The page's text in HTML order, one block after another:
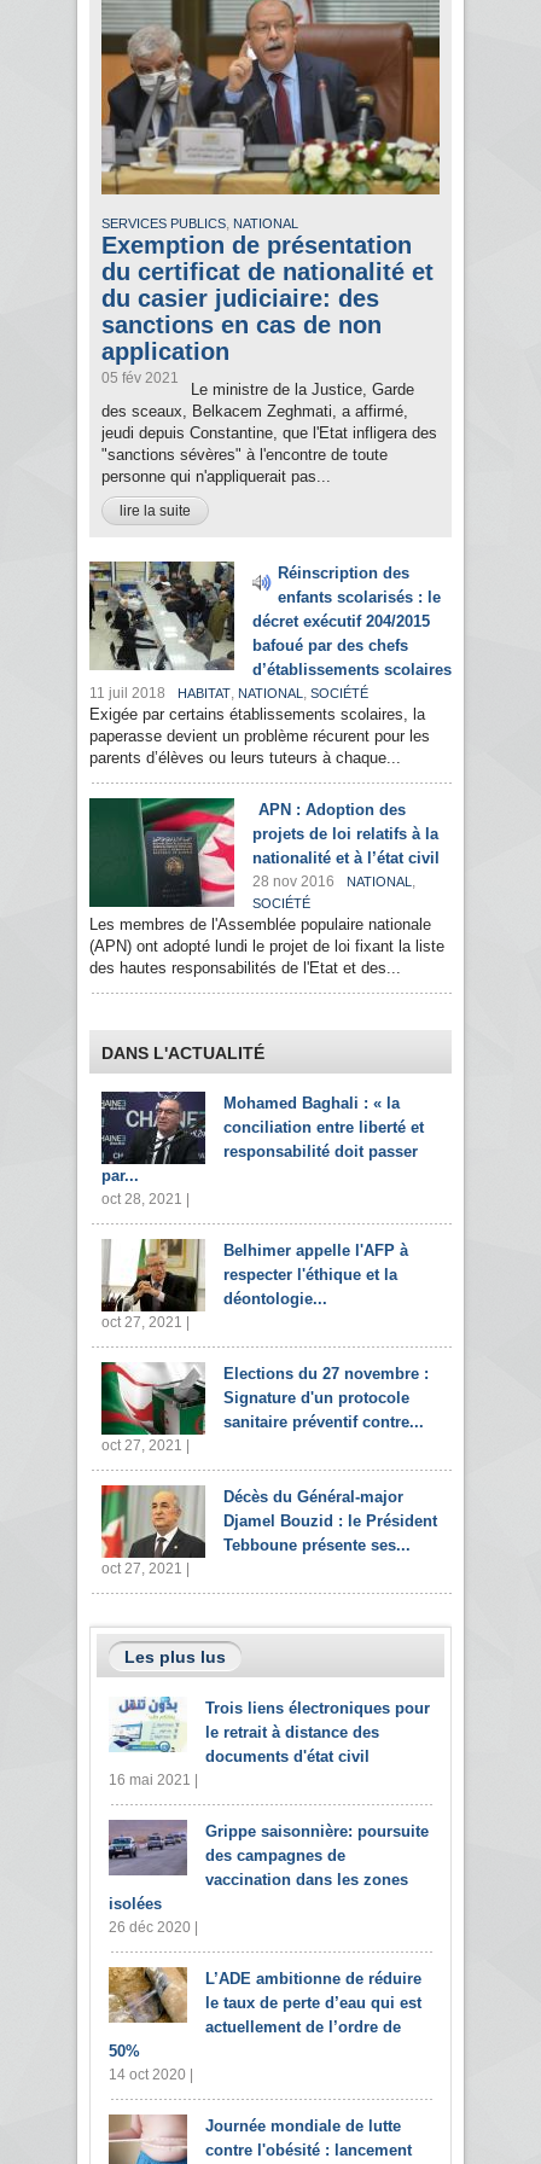
SERVICES PUBLICS, NATIONAL
Exemption de présentation
du certificat de nationalité et
du casier judiciaire: des
sanctions en cas de non
application
05 fév 2021
Le ministre de la Justice, Garde
des sceaux, Belkacem Zeghmati, a affirmé,
jeudi depuis Constantine, que l'Etat infligera des
"sanctions sévères" à l'encontre de toute
personne qui n'appliquerait pas...
lire la suite
Réinscription des
enfants scolarisés : le
décret exécutif 204/2015
bafoué par des chefs
d’établissements scolaires
11 juil 2018 HABITAT, NATIONAL , SOCIÉTÉ
Exigée par certains établissements scolaires, la
paperasse devient un problème récurent pour les
parents d’élèves ou leurs tuteurs à chaque...
APN : Adoption des
projets de loi relatifs à la
nationalité et à l’état civil
28 nov 2016 NATIONAL ,
SOCIÉTÉ
Les membres de l'Assemblée populaire nationale
(APN) ont adopté lundi le projet de loi fixant la liste
des hautes responsabilités de l'Etat et des...
DANS L'ACTUALITÉ
Mohamed Baghali : « la
conciliation entre liberté et
responsabilité doit passer
par...
oct 28, 2021 |
Belhimer appelle l'AFP à
respecter l'éthique et la
déontologie...
oct 27, 2021 |
Elections du 27 novembre :
Signature d'un protocole
sanitaire préventif contre...
oct 27, 2021 |
Décès du Général-major
Djamel Bouzid : le Président
Tebboune présente ses...
oct 27, 2021 |
Les plus lus
Trois liens électroniques pour
le retrait à distance des
documents d'état civil
16 mai 2021 |
Grippe saisonnière: poursuite
des campagnes de
vaccination dans les zones
isolées
26 déc 2020 |
L’ADE ambitionne de réduire
le taux de perte d’eau qui est
actuellement de l’ordre de
50%
14 oct 2020 |
Journée mondiale de lutte
contre l'obésité : lancement